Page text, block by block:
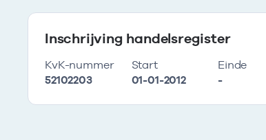
Inschrijving handelsregister
KvK-nummer
52102203
Start
01-01-2012
Einde
-